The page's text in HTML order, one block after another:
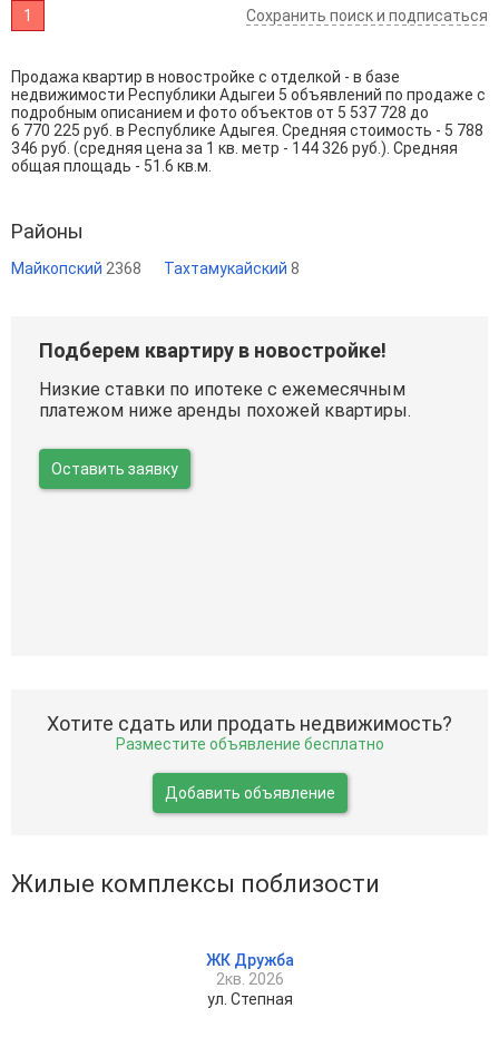
1 Сохранить поиск и подписаться
Продажа квартир в новостройке с отделкой - в базе
недвижимости Республики Адыгеи 5 объявлений по продаже с
подробным описанием и фото объектов от 5 537 728 до
6 770 225 руб. в Республике Адыгея. Средняя стоимость - 5 788
346 руб. (средняя цена за 1 кв. метр - 144 326 руб.). Средняя
общая площадь - 51.6 кв.м.
Районы
Майкопский 2368 Тахтамукайский 8
Подберем квартиру в новостройке!
Низкие ставки по ипотеке с ежемесячным
платежом ниже аренды похожей квартиры.
Оставить заявку
Хотите сдать или продать недвижимость?
Разместите объявление бесплатно
Добавить объявление
Жилые комплексы поблизости
ЖК Дружба
2кв. 2026
ул. Степная